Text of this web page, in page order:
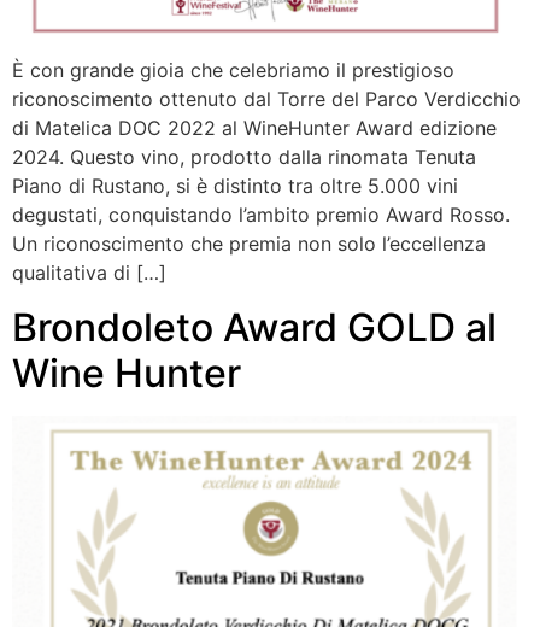
È con grande gioia che celebriamo il prestigioso
riconoscimento ottenuto dal Torre del Parco Verdicchio
di Matelica DOC 2022 al WineHunter Award edizione
2024. Questo vino, prodotto dalla rinomata Tenuta
Piano di Rustano, si è distinto tra oltre 5.000 vini
degustati, conquistando l’ambito premio Award Rosso.
Un riconoscimento che premia non solo l’eccellenza
qualitativa di […]
Brondoleto Award GOLD al
Wine Hunter